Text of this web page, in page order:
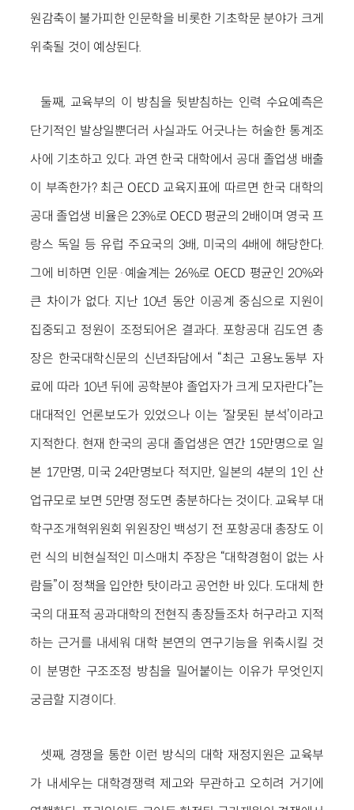
원감축이 불가피한 인문학을 비롯한 기초학문 분야가 크게
위축될 것이 예상된다.
둘째, 교육부의 이 방침을 뒷받침하는 인력 수요예측은
단기적인 발상일뿐더러 사실과도 어긋나는 허술한 통계조
사에 기초하고 있다. 과연 한국 대학에서 공대 졸업생 배출
이 부족한가? 최근 OECD 교육지표에 따르면 한국 대학의
공대 졸업생 비율은 23%로 OECD 평균의 2배이며 영국 프
랑스 독일 등 유럽 주요국의 3배, 미국의 4배에 해당한다.
그에 비하면 인문·예술계는 26%로 OECD 평균인 20%와
큰 차이가 없다. 지난 10년 동안 이공계 중심으로 지원이
집중되고 정원이 조정되어온 결과다. 포항공대 김도연 총
장은 한국대학신문의 신년좌담에서 “최근 고용노동부 자
료에 따라 10년 뒤에 공학분야 졸업자가 크게 모자란다”는
대대적인 언론보도가 있었으나 이는 ‘잘못된 분석’이라고
지적한다. 현재 한국의 공대 졸업생은 연간 15만명으로 일
본 17만명, 미국 24만명보다 적지만, 일본의 4분의 1인 산
업규모로 보면 5만명 정도면 충분하다는 것이다. 교육부 대
학구조개혁위원회 위원장인 백성기 전 포항공대 총장도 이
런 식의 비현실적인 미스매치 주장은 “대학경험이 없는 사
람들”이 정책을 입안한 탓이라고 공언한 바 있다. 도대체 한
국의 대표적 공과대학의 전현직 총장들조차 허구라고 지적
하는 근거를 내세워 대학 본연의 연구기능을 위축시킬 것
이 분명한 구조조정 방침을 밀어붙이는 이유가 무엇인지
궁금할 지경이다.
셋째, 경쟁을 통한 이런 방식의 대학 재정지원은 교육부
가 내세우는 대학경쟁력 제고와 무관하고 오히려 거기에